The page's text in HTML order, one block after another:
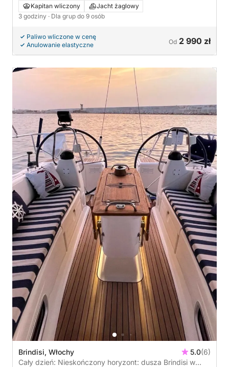
Kapitan wliczony
Jacht żaglowy
3 godziny · Dla grup do 9 osób
Paliwo wliczone w cenę
Anulowanie elastyczne
Od 2 990 zł
Brindisi, Włochy 5.0(6)
Cały dzień: Nieskończony horyzont: dusza Brindisi w